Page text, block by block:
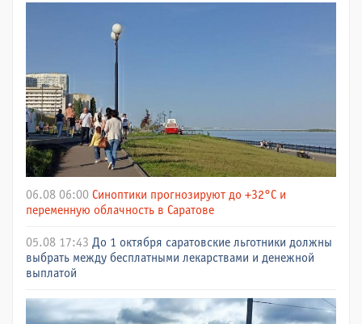
06.08 06:00 Синоптики прогнозируют до +32°C и
переменную облачность в Саратове
05.08 17:43 До 1 октября саратовские льготники должны
выбрать между бесплатными лекарствами и денежной
выплатой